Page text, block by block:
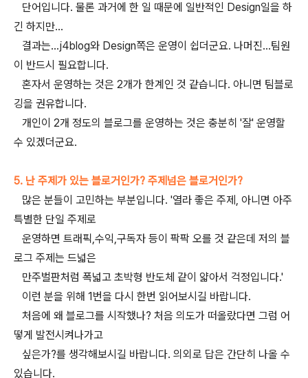
단어입니다. 물론 과거에 한 일 때문에 일반적인 Design일을 하
긴 하지만...
결과는...j4blog와 Design쪽은 운영이 쉽더군요. 나머진...팀원
이 반드시 필요합니다.
혼자서 운영하는 것은 2개가 한계인 것 같습니다. 아니면 팀블로
깅을 권유합니다.
개인이 2개 정도의 블로그를 운영하는 것은 충분히 '잘' 운영할
수 있겠더군요.
5. 난 주제가 있는 블로거인가? 주제넘은 블로거인가?
많은 분들이 고민하는 부분입니다. '열라 좋은 주제, 아니면 아주
특별한 단일 주제로
운영하면 트래픽,수익,구독자 등이 팍팍 오를 것 같은데 저의 블
로그 주제는 드넓은
만주벌판처럼 폭넓고 초박형 반도체 같이 얇아서 걱정입니다.'
이런 분을 위해 1번을 다시 한번 읽어보시길 바랍니다.
처음에 왜 블로그를 시작했나? 처음 의도가 떠올랐다면 그럼 어
떻게 발전시켜나가고
싶은가?를 생각해보시길 바랍니다. 의외로 답은 간단히 나올 수
있습니다.